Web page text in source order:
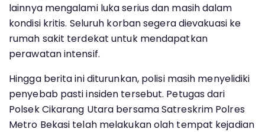
lainnya mengalami luka serius dan masih dalam
kondisi kritis. Seluruh korban segera dievakuasi ke
rumah sakit terdekat untuk mendapatkan
perawatan intensif.
Hingga berita ini diturunkan, polisi masih menyelidiki
penyebab pasti insiden tersebut. Petugas dari
Polsek Cikarang Utara bersama Satreskrim Polres
Metro Bekasi telah melakukan olah tempat kejadian